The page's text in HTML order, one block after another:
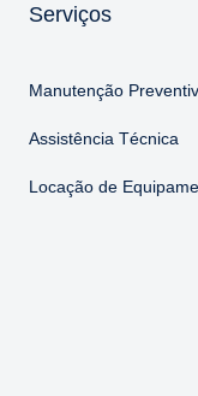
Serviços
Manutenção
Assistência Técnica
Locação de